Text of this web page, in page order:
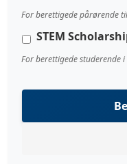
For berettigede pårørende
STEM
For berettigede studerende